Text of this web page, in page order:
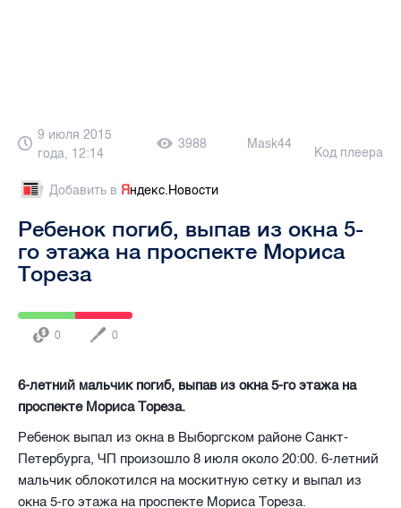
9 июля 2015
года, 12:14
3988 Mask44
Код плеера
Добавить в Яндекс.Новости
Ребенок погиб, выпав из окна 5-
го этажа на проспекте Мориса
Тореза
0 0
6-летний мальчик погиб, выпав из окна 5-го этажа на
проспекте Мориса Тореза.
Ребенок выпал из окна в Выборгском районе Санкт-
Петербурга, ЧП произошло 8 июля около 20:00. 6-летний
мальчик облокотился на москитную сетку и выпал из
окна 5-го этажа на проспекте Мориса Тореза.